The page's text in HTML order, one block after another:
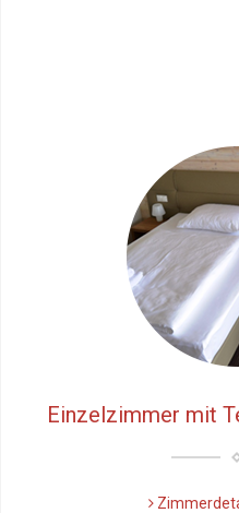
Einzelzimmer mit